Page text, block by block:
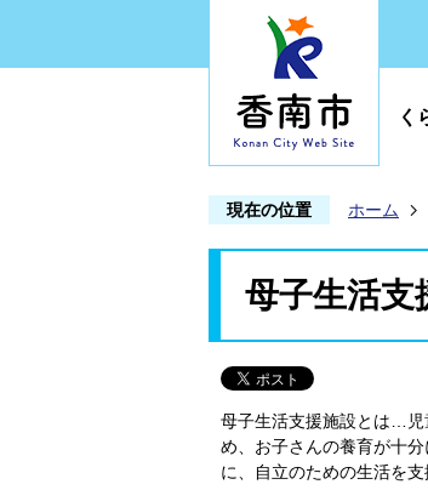
く
現在の位置 ホーム
母子生活支
母子生活支援施設とは…児
め、お子さんの養育が十
に、自立のための生活を